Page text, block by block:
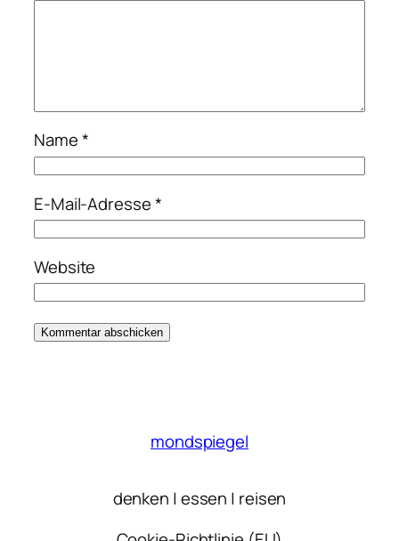
Name*
E-Mail-Adresse*
Website
mondspiegel
denken | essen | reisen